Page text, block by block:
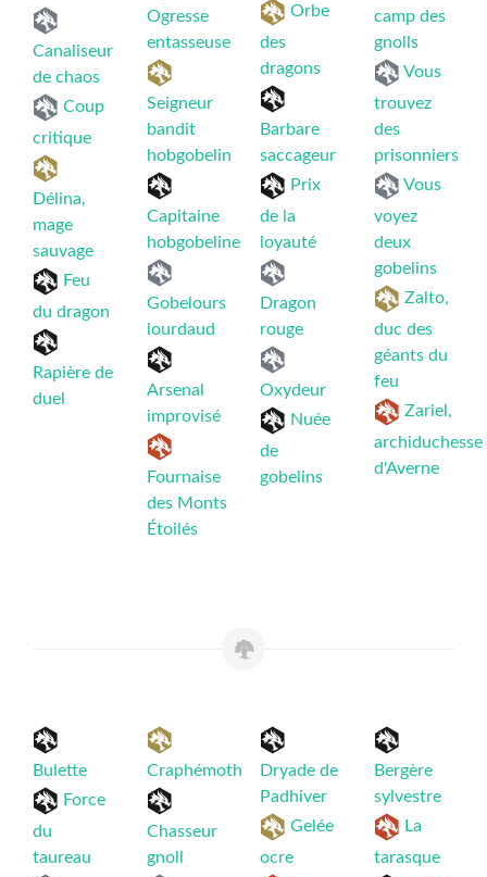
Canaliseur
de chaos
Coup
critique
Délina,
mage
sauvage
Feu
du dragon
Rapière de
duel
Ogresse
entasseuse
Seigneur
bandit
hobgobelin
Capitaine
hobgobeline
Gobelours
lourdaud
Arsenal
improvisé
Fournaise
des Monts
Étoilés
Orbe
des
dragons
Barbare
saccageur
Prix
de la
loyauté
Dragon
rouge
Oxydeur
Nuée
de
gobelins
camp des
gnolls
Vous
trouvez
des
prisonniers
Vous
voyez
deux
gobelins
Zalto,
duc des
géants du
feu
Zariel,
archiduchesse
d'Averne
Bulette
Force
du
taureau
Craphémoth
Chasseur
gnoll
Dryade de
Padhiver
Gelée
ocre
Bergère
sylvestre
La
tarasque